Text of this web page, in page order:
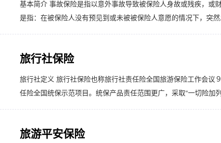
基本简介 事故保险是指以意外事故导致被保险人身故或残疾，
是指：在被保险人没有预见到或未被被保险人意愿的情况下，突
旅行社保险
旅行社定义 旅行社保险也称旅行社责任险全国旅游保险工作会
任险全国统保示范项目。统保产品责任范围更广，采取“一切险加
旅游平安保险